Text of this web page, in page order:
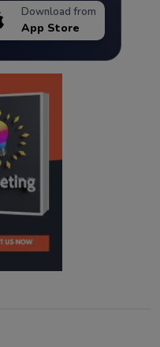
Download from
App Store